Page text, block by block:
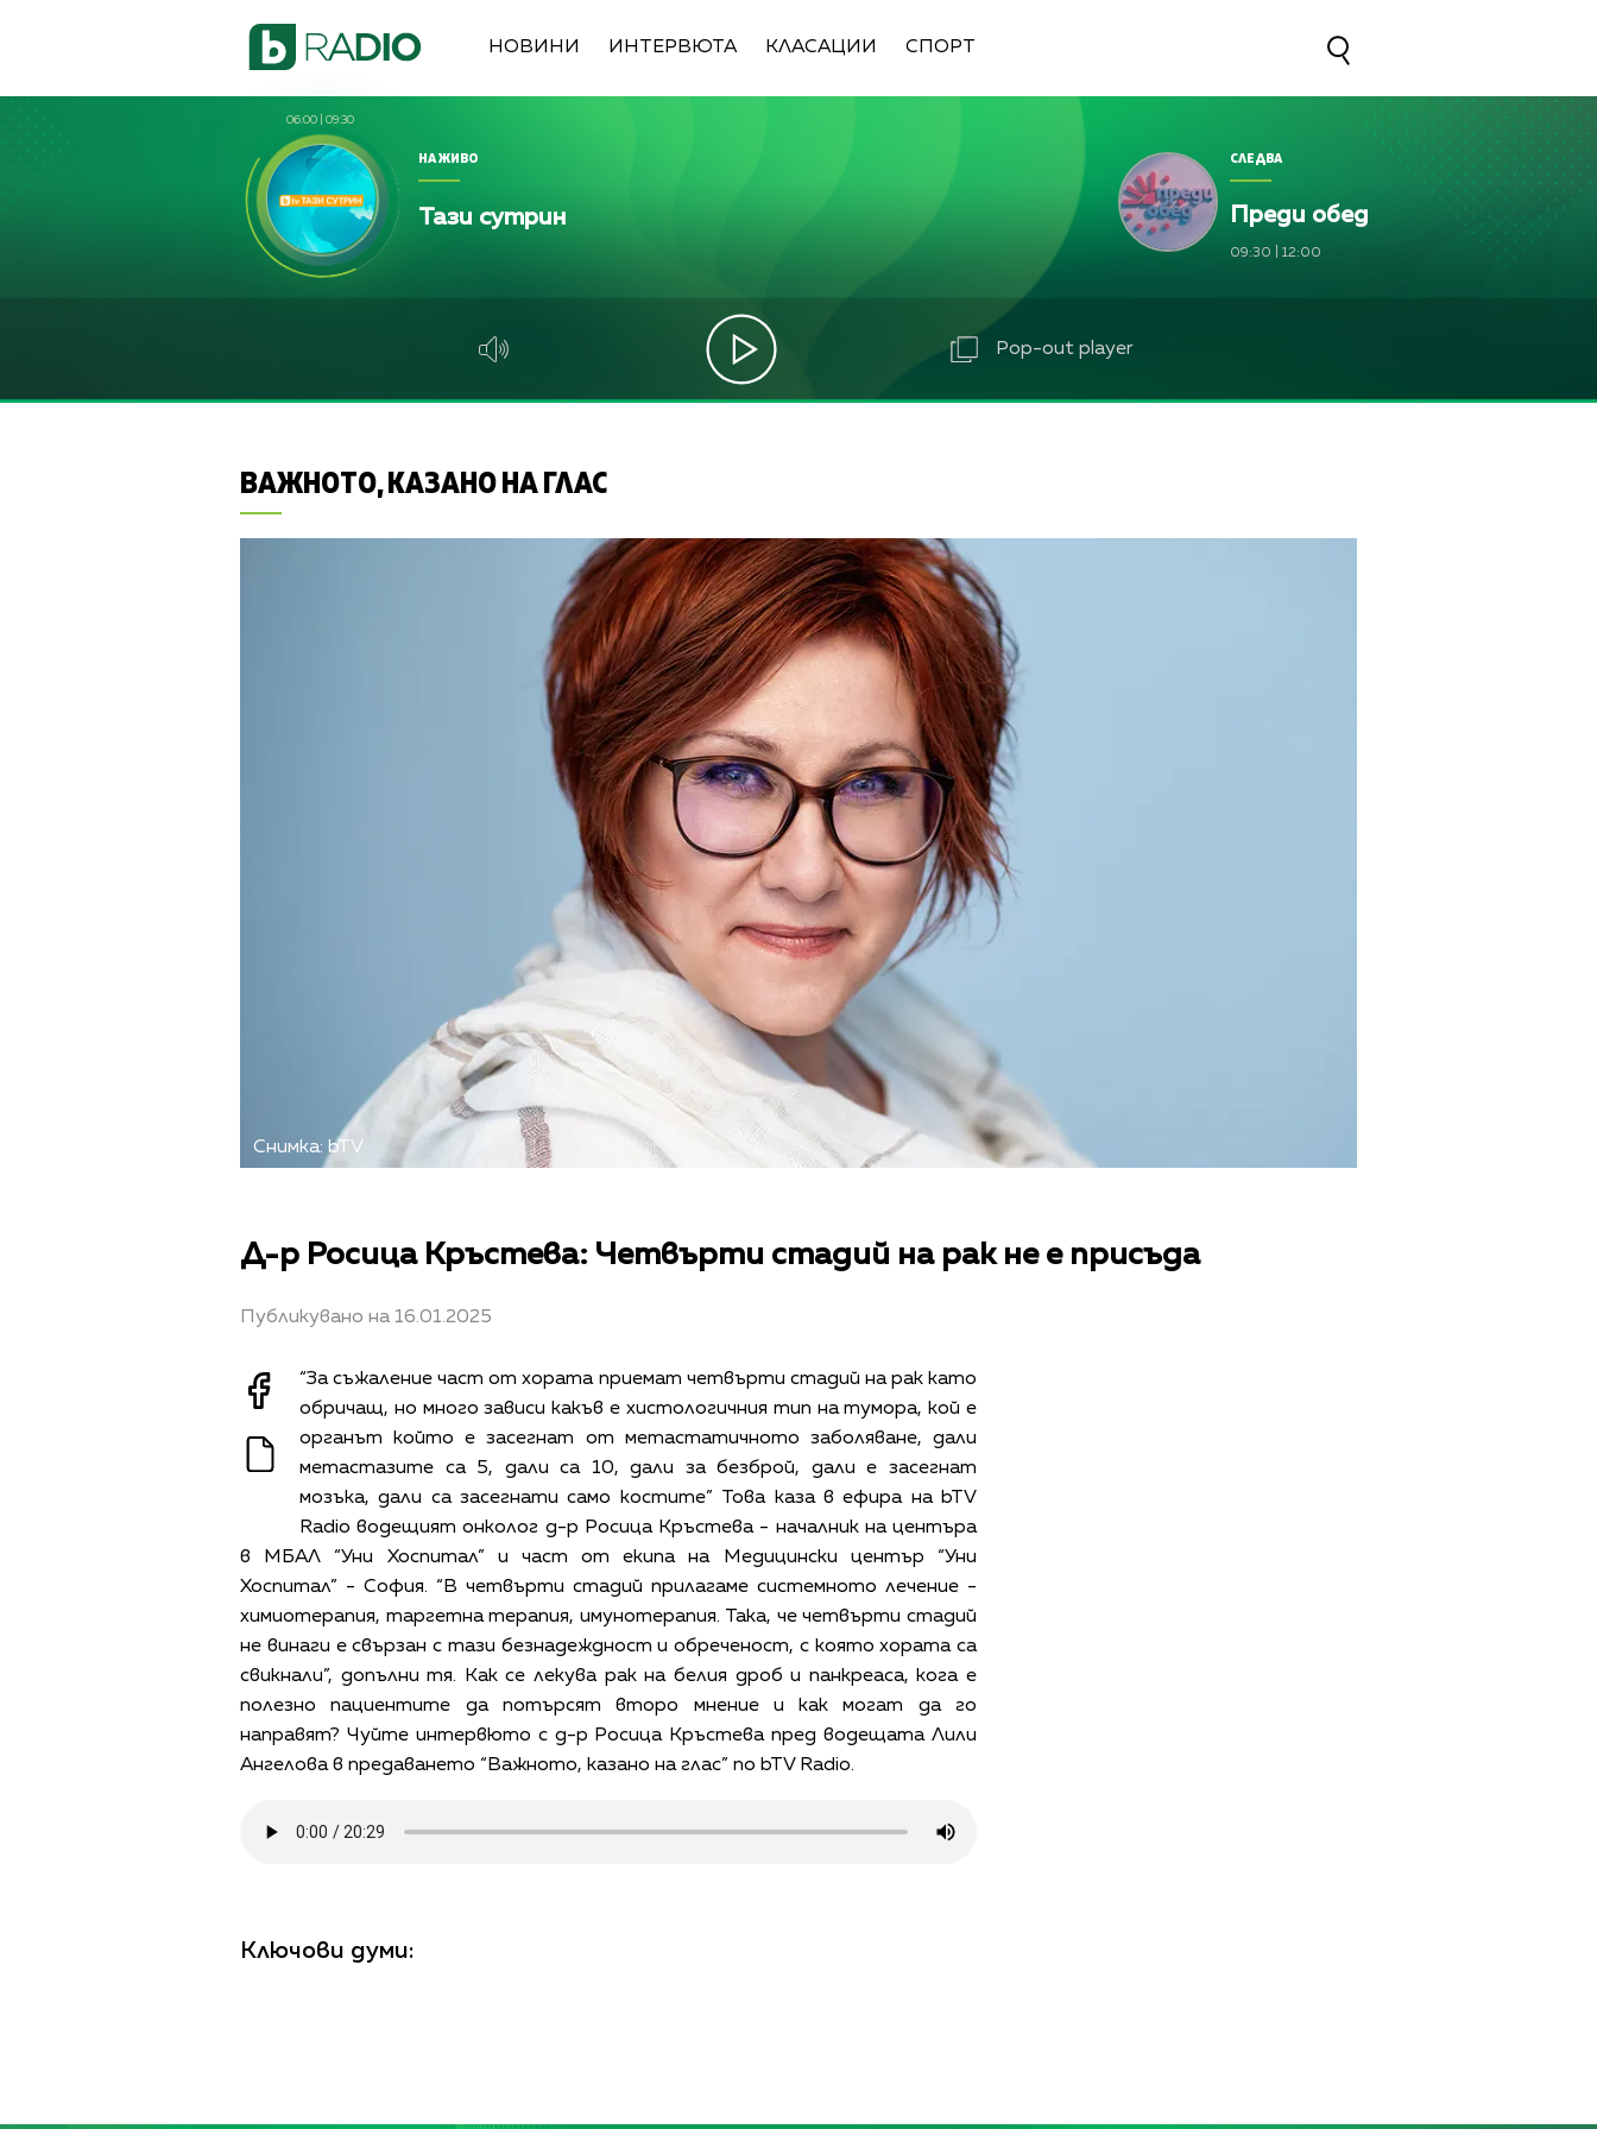
НОВИНИ ИНТЕРВЮТА КЛАСАЦИИ СПОРТ
06:00 09:30
НА ЖИВО
Тази сутрин
СЛЕДВА
Преди обед
09:30 12:00
Pop-out player
ВАЖНОТО, КАЗАНО НА ГЛАС
Снимка: bTV
Д-р Росица Кръстева: Четвърти стадий на рак не е присъда
Публикувано на 16.01.2025
“За съжаление част от хората приемат четвърти стадий на рак като
обричащ, но много зависи какъв е хистологичния тип на тумора, кой е
органът който е засегнат от метастатичното заболяване, дали
метастазите са 5, дали са 10, дали за безброй, дали е засегнат
мозъка, дали са засегнати само костите” Това каза в ефира на bTV
Radio водещият онколог д-р Росица Кръстева - началник на центъра
в МБАЛ “Уни Хоспитал” и част от екипа на Медицински център “Уни
Хоспитал” - София. “В четвърти стадий прилагаме системното лечение -
химиотерапия, таргетна терапия, имунотерапия. Така, че четвърти стадий
не винаги е свързан с тази безнадеждност и обреченост, с която хората са
свикнали”, допълни тя. Как се лекува рак на белия дроб и панкреаса, кога е
полезно пациентите да потърсят второ мнение и как могат да го
направят? Чуйте интервюто с д-р Росица Кръстева пред водещата Лили
Ангелова в предаването “Важното, казано на глас” по bTV Radio.
Ключови думи: